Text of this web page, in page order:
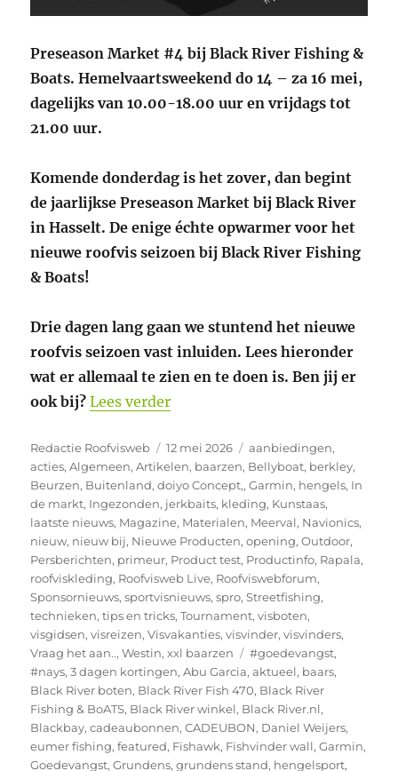
Preseason Market #4 bij Black River Fishing &
Boats. Hemelvaartsweekend do 14 – za 16 mei,
dagelijks van 10.00-18.00 uur en vrijdags tot
21.00 uur.
Komende donderdag is het zover, dan begint
de jaarlijkse Preseason Market bij Black River
in Hasselt. De enige échte opwarmer voor het
nieuwe roofvis seizoen bij Black River Fishing
& Boats!
Drie dagen lang gaan we stuntend het nieuwe
roofvis seizoen vast inluiden. Lees hieronder
wat er allemaal te zien en te doen is. Ben jij er
ook bij? Lees verder“4e Preseason Market bij Black
Auteur
Redactie Roofvisweb
Geplaatst
op
12 mei 2026 Categorieën
aanbiedingen,
acties,Algemeen,Artikelen, baarzen, Bellyboat, berkley,
Beurzen, Buitenland,doiyo Concept,,Garmin, hengels, In
de markt, Ingezonden, jerkbaits, kleding, Kunstaas,
laatste nieuws, Magazine, Materialen, Meerval, Navionics,
nieuw, nieuw bij, Nieuwe Producten,opening,Outdoor,
Persberichten, primeur, Product test, Productinfo, Rapala,
roofviskleding, Roofvisweb Live, Roofviswebforum,
Sponsornieuws,sportvisnieuws,spro,Streetfishing,
technieken,tips en tricks,Tournament,visboten,
visgidsen,visreizen,Visvakanties,visvinder,visvinders,
Vraag het aan..,Westin,xxl baarzen Tags
#goedevangst,
#nays,3 dagen kortingen,Abu Garcia,aktueel, baars,
Black River boten, Black River Fish 470, Black River
Fishing & BoATS, Black River winkel, Black River.nl,
Blackbay,cadeaubonnen,CADEUBON, Daniel Weijers,
eumer fishing,featured, Fishawk, Fishvinder wall,Garmin,
Goedevangst,Grundens,grundens stand, hengelsport,